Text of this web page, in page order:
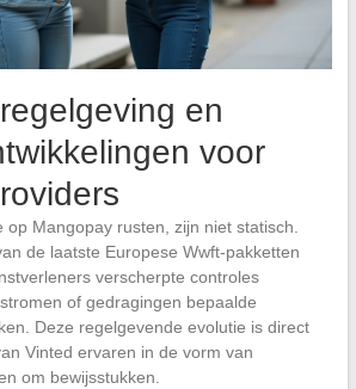
en
voor
op Mangopay rusten, zijn niet statisch.
de laatste Europese Wwft-pakketten
verscherpte controles
of gedragingen bepaalde
Deze regelgevende evolutie is direct
Vinted ervaren in de vorm van
om bewijsstukken.